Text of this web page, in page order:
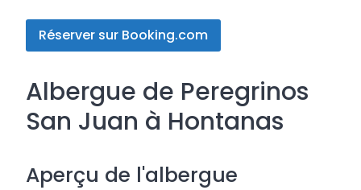
Réserver sur Booking.com
Albergue de Peregrinos
San Juan à Hontanas
Aperçu de l'albergue